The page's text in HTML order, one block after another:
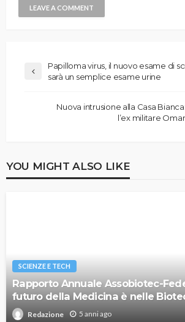
Papilloma virus, il nuovo esame di
sarà un semplice esame urine
Nuova intrusione alla Casa
l’ex militare
YOU MIGHT ALSO LIKE
SCIENZE E TECH
Rapporto Annuale Assobiotec-
futuro della Medicina è nelle
Redazione 5 anni ago